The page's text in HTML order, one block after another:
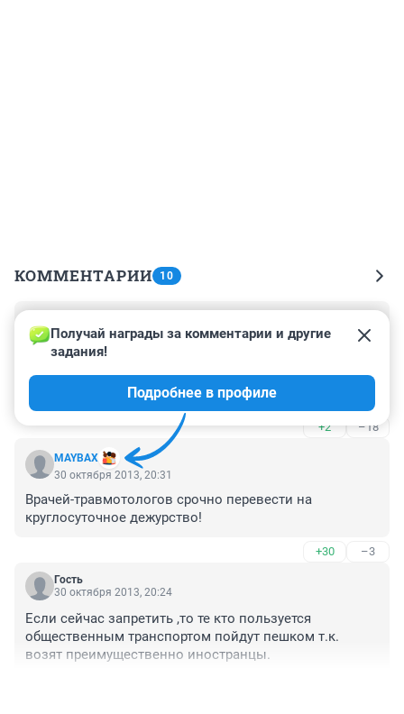
КОММЕНТАРИИ 10
30 октября 2013, 22:34
Варварство! Если права международного образца -
обязаны принимать!
Для вас ведь абсурдом бы казалось, если б в Европе
заставляли пересдавать с российскими правами?
Или в Штатах не выдавали машину в прокат русским.
Для меня это такой же абсурд!
+2 –18
MAYBAX
Получай награды за комментарии и другие
задания!
Подробнее в профиле
30 октября 2013, 20:31
Врачей-травмотологов срочно перевести на
круглосуточное дежурство!
+30 –3
Гость
30 октября 2013, 20:24
Если сейчас запретить ,то те кто пользуется
общественным транспортом пойдут пешком т.к.
возят преимущественно иностранцы.